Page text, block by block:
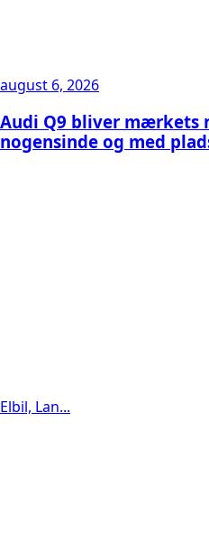
august 6, 2026
Audi Q9 bliver mærkets
nogensinde og med
Elbil, Lan...